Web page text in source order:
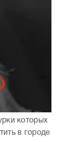
которых
в городе